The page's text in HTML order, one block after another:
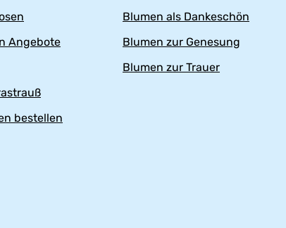
Angebote
bestellen
Blumen als Dankeschön
Blumen zur Genesung
Blumen zur Trauer